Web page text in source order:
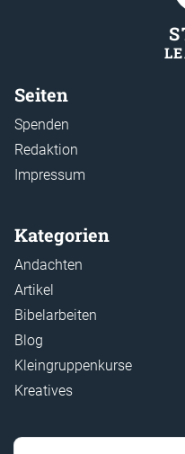
Seiten
Spenden
Redaktion
Impressum
Kategorien
Andachten
Artikel
Bibelarbeiten
Blog
Kleingruppenkurse
Kreatives